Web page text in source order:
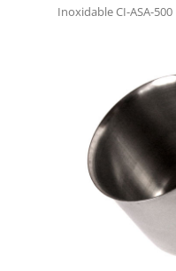
Inoxidable CI-ASA-500